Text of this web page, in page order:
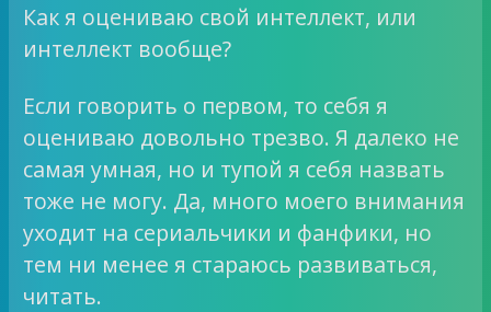
Как я оцениваю свой интеллект, или
интеллект вообще?
Если говорить о первом, то себя я
оцениваю довольно трезво. Я далеко не
самая умная, но и тупой я себя назвать
тоже не могу. Да, много моего внимания
уходит на сериальчики и фанфики, но
тем ни менее я стараюсь развиваться,
читать.